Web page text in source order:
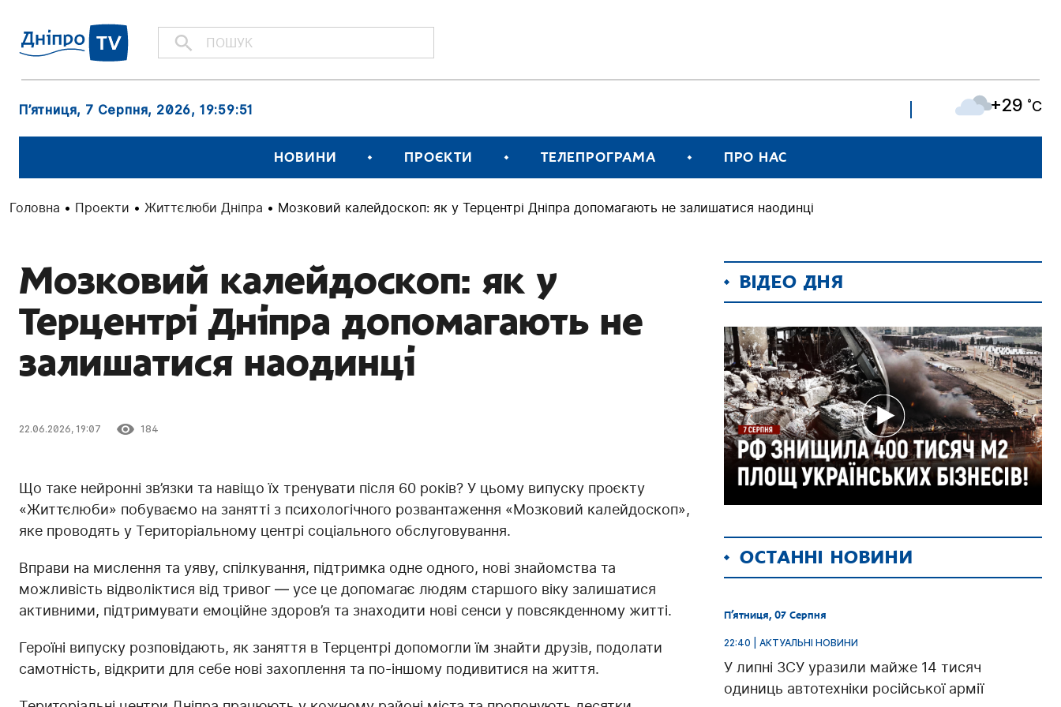
П’ятниця, 7 Серпня, 2026, 19:59:51 +29 ˚C
НОВИНИ ПРОЄКТИ ТЕЛЕПРОГРАМА ПРО НАС
Головна • Проекти • Життєлюби Дніпра • Мозковий калейдоскоп: як у Терцентрі Дніпра допомагають не залишатися наодинці
Мозковий калейдоскоп: як у
Терцентрі Дніпра допомагають не
залишатися наодинці
22.06.2026, 19:07 184
Що таке нейронні зв’язки та навіщо їх тренувати після 60 років? У цьому випуску проєкту
«Життєлюби» побуваємо на занятті з психологічного розвантаження «Мозковий калейдоскоп»,
яке проводять у Територіальному центрі соціального обслуговування.
Вправи на мислення та уяву, спілкування, підтримка одне одного, нові знайомства та
можливість відволіктися від тривог — усе це допомагає людям старшого віку залишатися
активними, підтримувати емоційне здоров’я та знаходити нові сенси у повсякденному житті.
Героїні випуску розповідають, як заняття в Терцентрі допомогли їм знайти друзів, подолати
самотність, відкрити для себе нові захоплення та по-іншому подивитися на життя.
ВІДЕО ДНЯ
ОСТАННІ НОВИНИ
П’ятниця, 07 Серпня
22:40 | АКТУАЛЬНІ НОВИНИ
У липні ЗСУ уразили майже 14 тисяч
одиниць автотехніки російської армії